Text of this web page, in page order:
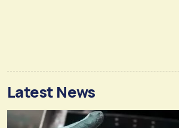
Latest News